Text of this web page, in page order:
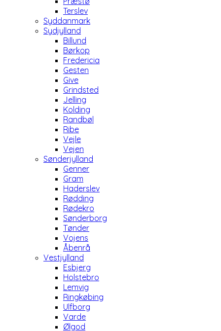
Terslev
Syddanmark
Sydjylland
Billund
Børkop
Fredericia
Gesten
Give
Grindsted
Jelling
Kolding
Randbøl
Ribe
Vejle
Vejen
Sønderjylland
Genner
Gram
Haderslev
Rødding
Rødekro
Sønderborg
Tønder
Vojens
Åbenrå
Vestjylland
Esbjerg
Holstebro
Lemvig
Ringkøbing
Ulfborg
Varde
Ølgod